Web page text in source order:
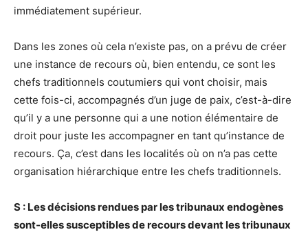
immédiatement supérieur.
Dans les zones où cela n’existe pas, on a prévu de créer
une instance de recours où, bien entendu, ce sont les
chefs traditionnels coutumiers qui vont choisir, mais
cette fois-ci, accompagnés d’un juge de paix, c’est-à-dire
qu’il y a une personne qui a une notion élémentaire de
droit pour juste les accompagner en tant qu’instance de
recours. Ça, c’est dans les localités où on n’a pas cette
organisation hiérarchique entre les chefs traditionnels.
S : Les décisions rendues par les tribunaux endogènes
sont-elles susceptibles de recours devant les tribunaux